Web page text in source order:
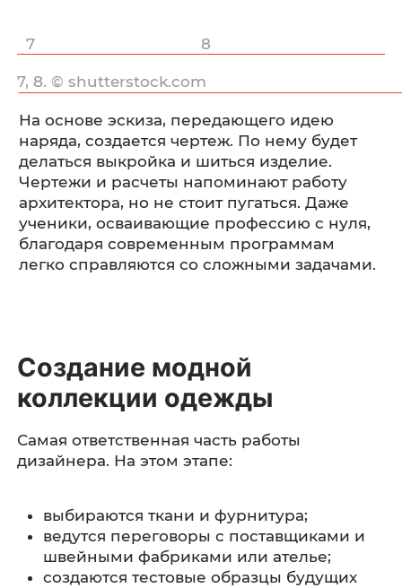
7 8
На основе эскиза, передающего идею
наряда, создается чертеж. По нему будет
делаться выкройка и шиться изделие.
Чертежи и расчеты напоминают работу
архитектора, но не стоит пугаться. Даже
ученики, осваивающие профессию с нуля,
благодаря современным программам
легко справляются со сложными задачами.
7, 8. © shutterstock.com
Создание модной
коллекции одежды
Самая ответственная часть работы
дизайнера. На этом этапе:
выбираются ткани и фурнитура;
ведутся переговоры с поставщиками и
швейными фабриками или ателье;
создаются тестовые образцы будущих